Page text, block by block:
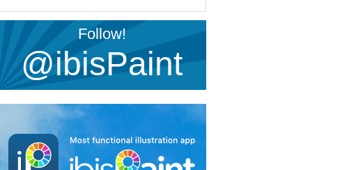
Follow!
@ibisPaint